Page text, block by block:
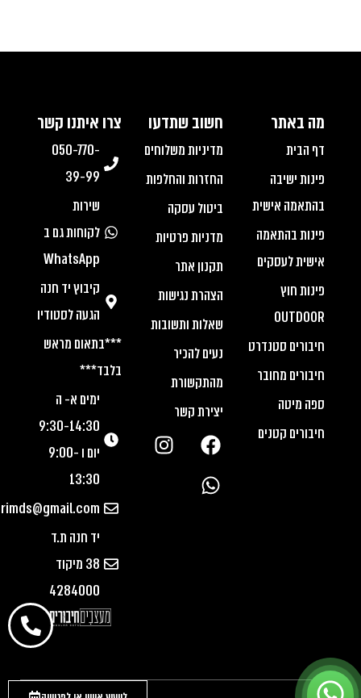
מה באתר
דף הבית
פינות ישיבה
בהתאמה אישית
פינות בהתאמה
אישית לעסקים
פינות חוץ
OUTDOOR
חיבורים סטנדרט
חיבורים מחובר
ספה מיטה
חיבורים קטנים
חשוב שתדעו
מדיניות משלוחים
החזרות והחלפות
ביטול עסקה
מדניות פרטיות
תקנון אתר
הצהרת נגישות
שאלות ותשובות
נעים להכיר
מהתקשורת
יצירת קשר
צרו איתנו קשר
050-770-
39-99
שירות
לקוחות גם ב
WhatsApp
קיבוץ יד חנה
הגעה לסטודיו
***בתאום מראש
בלבד***
ימים א- ה
9:30-14:30
יום ו 9:00-
13:30
יד חנה ת.ד
38 מיקוד
4284000